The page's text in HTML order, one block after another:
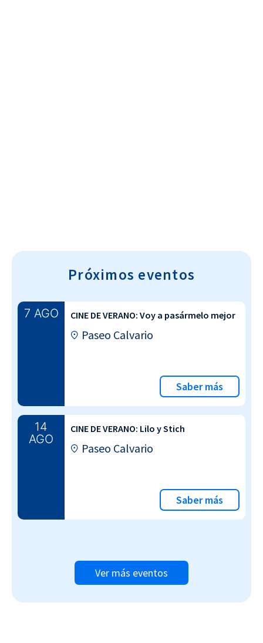
Próximos eventos
7 AGO CINE DE VERANO: Voy a pasármelo mejor
Paseo Calvario
Saber más
14
AGO
CINE DE VERANO: Lilo y Stich
Paseo Calvario
Saber más
Ver más eventos